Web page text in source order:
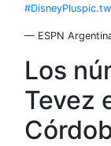
#DisneyPlus
— ESPN
Los
Tevez